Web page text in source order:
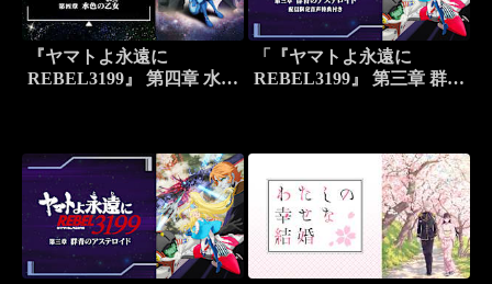
『ヤマトよ永遠に
REBEL3199』 第四章 水色
「『ヤマトよ永遠に
REBEL3199』 第三章 群青